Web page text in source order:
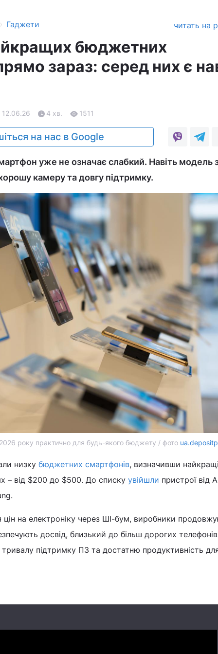
› Гаджети читать на
бюджетних
зараз: серед них є
4 хв. 1511
на нас в Google
уже не означає слабкий. Навіть модель
камеру та довгу підтримку.
року практично для будь-якого бюджету / фото
низку бюджетних смартфонів, визначивши
– від $200 до $500. До списку увійшли пристрої від
на електроніку через ШІ-бум, виробники
досвід, близький до більш дорогих
підтримку ПЗ та достатню продуктивність